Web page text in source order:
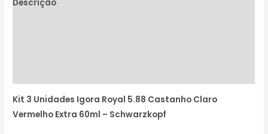
Descrição
Kit 3 Unidades Igora Royal 5.88 Castanho Claro
Vermelho Extra 60ml – Schwarzkopf